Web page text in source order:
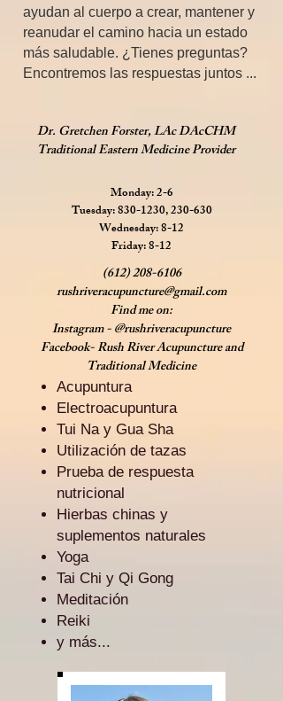
ayudan al cuerpo a crear, mantener y
reanudar el camino hacia un estado
más saludable. ¿Tienes preguntas?
Encontremos las respuestas juntos ...
Dr. Gretchen Forster, LAc DAcCHM
Traditional Eastern Medicine Provider
Monday: 2-6
Tuesday: 830-1230, 230-630
Wednesday: 8-12
Friday: 8-12
(612) 208-6106
rushriveracupuncture@gmail.com
Find me on:
Instagram - @rushriveracupuncture
Facebook- Rush River Acupuncture and
Traditional Medicine
Acupuntura
Electroacupuntura
Tui Na y Gua Sha
Utilización de tazas
Prueba de respuesta
nutricional
Hierbas chinas y
suplementos naturales
Yoga
Tai Chi y Qi Gong
Meditación
Reiki
y más...